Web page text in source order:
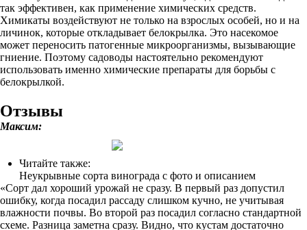
так эффективен, как применение химических средств.
Химикаты воздействуют не только на взрослых особей, но и на
личинок, которые откладывает белокрылка. Это насекомое
может переносить патогенные микроорганизмы, вызывающие
гниение. Поэтому садоводы настоятельно рекомендуют
использовать именно химические препараты для борьбы с
белокрылкой.
Отзывы
Максим:
Читайте также:
Неукрывные сорта винограда с фото и описанием
«Сорт дал хороший урожай не сразу. В первый раз допустил
ошибку, когда посадил рассаду слишком кучно, не учитывая
влажности почвы. Во второй раз посадил согласно стандартной
схеме. Разница заметна сразу. Видно, что кустам достаточно